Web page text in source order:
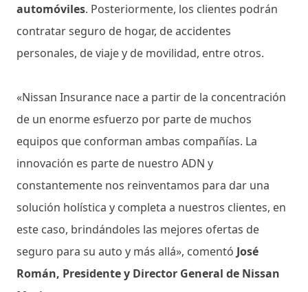
automóviles. Posteriormente, los clientes podrán
contratar seguro de hogar, de accidentes
personales, de viaje y de movilidad, entre otros.
«Nissan Insurance nace a partir de la concentración
de un enorme esfuerzo por parte de muchos
equipos que conforman ambas compañías. La
innovación es parte de nuestro ADN y
constantemente nos reinventamos para dar una
solución holística y completa a nuestros clientes, en
este caso, brindándoles las mejores ofertas de
seguro para su auto y más allá», comentó José
Román, Presidente y Director General de Nissan